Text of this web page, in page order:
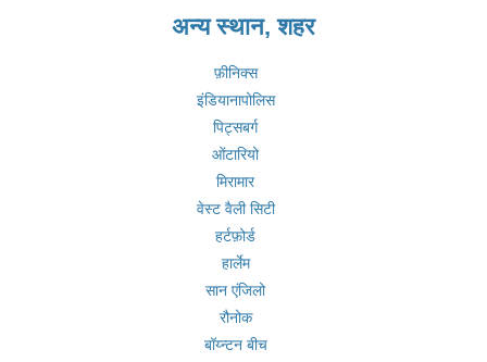
अन्य स्थान, शहर
फ़ीनिक्स
इंडियानापोलिस
पिट्सबर्ग
ओंटारियो
मिरामार
वेस्ट वैली सिटी
हर्टफ़ोर्ड
हार्लेम
सान एंजिलो
रौनोक
बॉय्न्टन बीच